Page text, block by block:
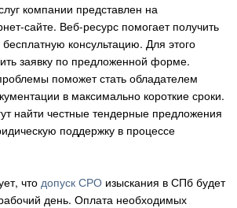
компании представлен на
сайте. Веб-ресурс помогает получить
консультацию. Для этого
заявку по предложенной форме.
поможет стать обладателем
в максимально короткие сроки.
найти честные тендерные предложения
поддержку в процессе
что допуск СРО изыскания в СПб будет
день. Оплата необходимых